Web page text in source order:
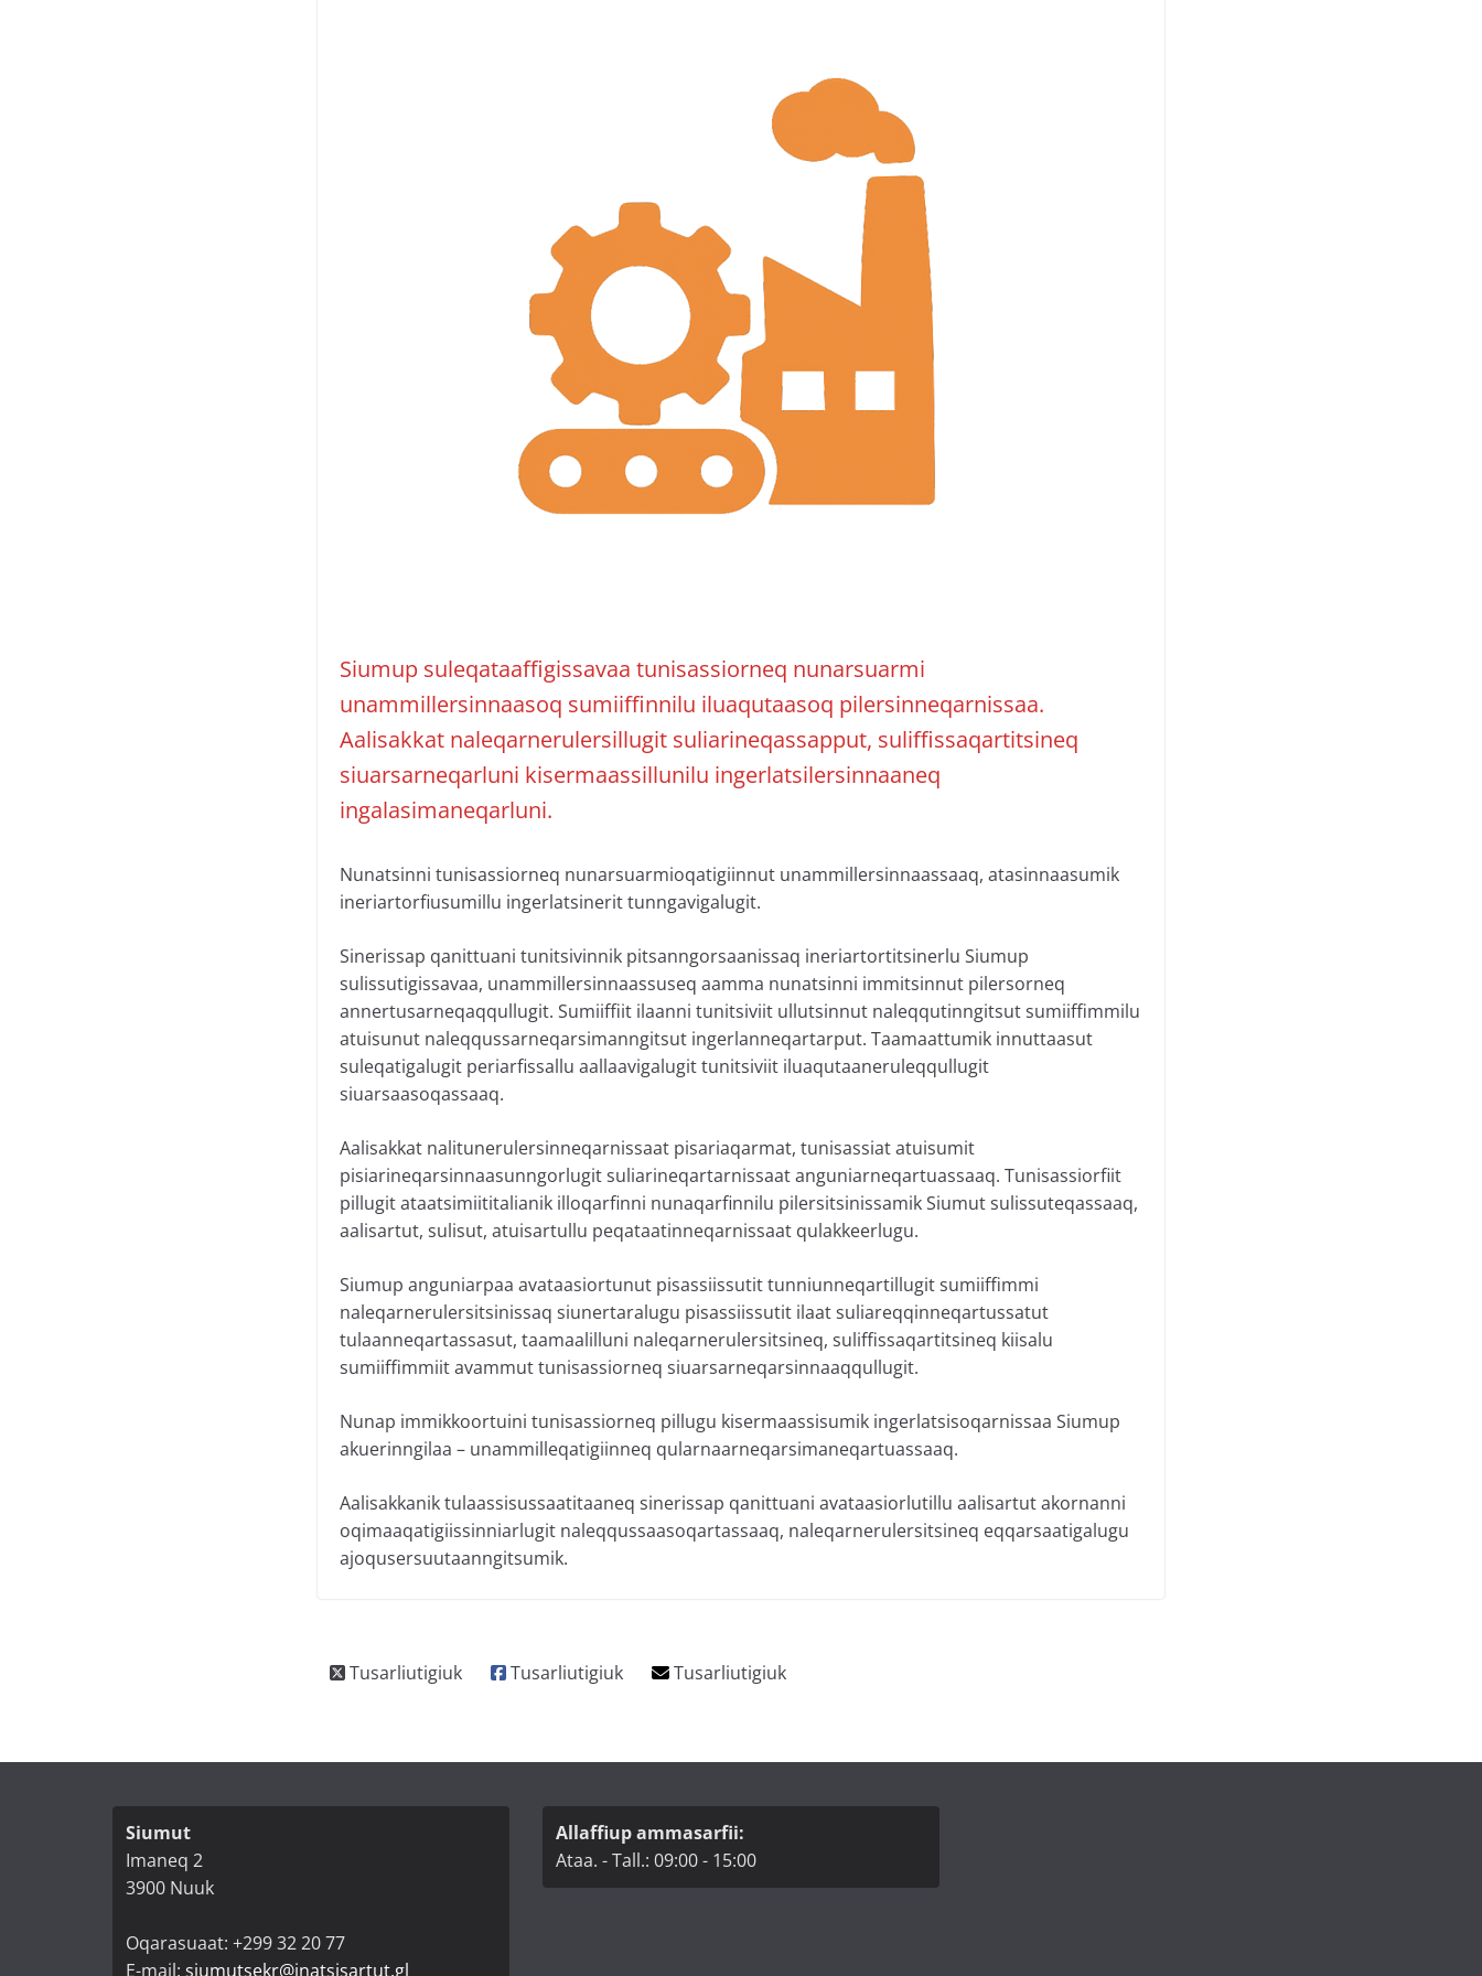
Siumup suleqataaffigissavaa tunisassiorneq nunarsuarmi
unammillersinnaasoq sumiiffinnilu iluaqutaasoq pilersinneqarnissaa.
Aalisakkat naleqarnerulersillugit suliarineqassapput, suliffissaqartitsineq
siuarsarneqarluni kisermaassillunilu ingerlatsilersinnaaneq
ingalasimaneqarluni.
Nunatsinni tunisassiorneq nunarsuarmioqatigiinnut unammillersinnaassaaq, atasinnaasumik
ineriartorfiusumillu ingerlatsinerit tunngavigalugit.
Sinerissap qanittuani tunitsivinnik pitsanngorsaanissaq ineriartortitsinerlu Siumup
sulissutigissavaa, unammillersinnaassuseq aamma nunatsinni immitsinnut pilersorneq
annertusarneqaqqullugit. Sumiiffiit ilaanni tunitsiviit ullutsinnut naleqqutinngitsut sumiiffimmilu
atuisunut naleqqussarneqarsimanngitsut ingerlanneqartarput. Taamaattumik innuttaasut
suleqatigalugit periarfissallu aallaavigalugit tunitsiviit iluaqutaaneruleqqullugit
siuarsaasoqassaaq.
Aalisakkat nalitunerulersinneqarnissaat pisariaqarmat, tunisassiat atuisumit
pisiarineqarsinnaasunngorlugit suliarineqartarnissaat anguniarneqartuassaaq. Tunisassiorfiit
pillugit ataatsimiititalianik illoqarfinni nunaqarfinnilu pilersitsinissamik Siumut sulissuteqassaaq,
aalisartut, sulisut, atuisartullu peqataatinneqarnissaat qulakkeerlugu.
Siumup anguniarpaa avataasiortunut pisassiissutit tunniunneqartillugit sumiiffimmi
naleqarnerulersitsinissaq siunertaralugu pisassiissutit ilaat suliareqqinneqartussatut
tulaanneqartassasut, taamaalilluni naleqarnerulersitsineq, suliffissaqartitsineq kiisalu
sumiiffimmiit avammut tunisassiorneq siuarsarneqarsinnaaqqullugit.
Nunap immikkoortuini tunisassiorneq pillugu kisermaassisumik ingerlatsisoqarnissaa Siumup
akuerinngilaa – unammilleqatigiinneq qularnaarneqarsimaneqartuassaaq.
Aalisakkanik tulaassisussaatitaaneq sinerissap qanittuani avataasiorlutillu aalisartut akornanni
oqimaaqatigiissinniarlugit naleqqussaasoqartassaaq, naleqarnerulersitsineq eqqarsaatigalugu
ajoqusersuutaanngitsumik.
Siumut
Imaneq 2
3900 Nuuk
Oqarasuaat: +299 32 20 77
E-mail: siumutsekr@inatsisartut.gl
Allaffiup ammasarfii:
Ataa. - Tall.: 09:00 - 15:00